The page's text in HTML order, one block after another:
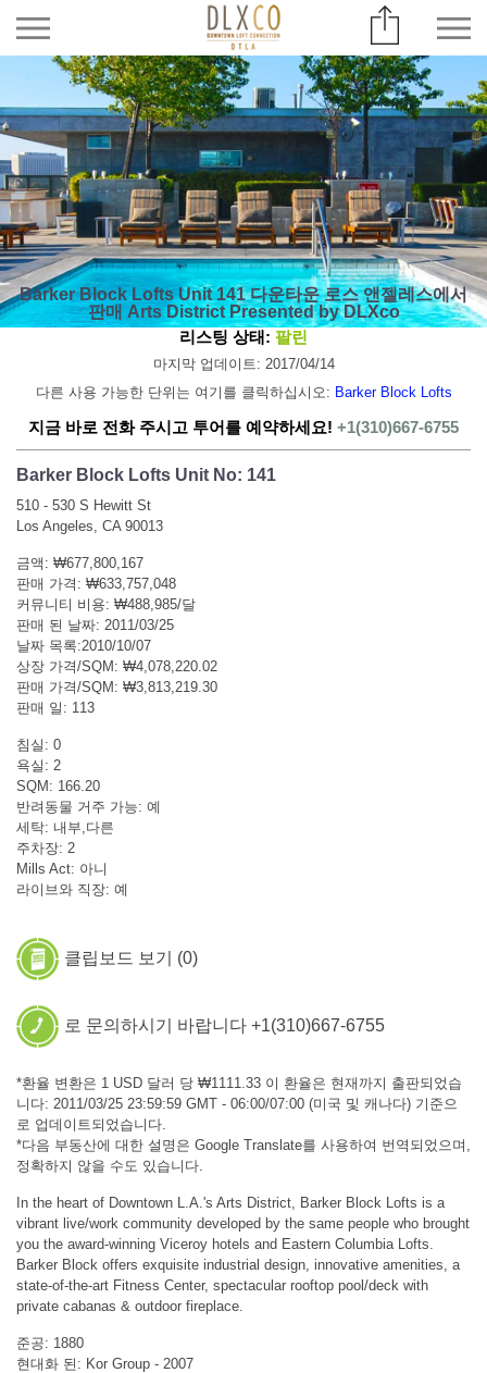
Barker Block Lofts Unit 141 다운타운 로스 앤젤레스에서
판매 Arts District Presented by DLXco
리스팅 상태: 팔린
마지막 업데이트: 2017/04/14
다른 사용 가능한 단위는 여기를 클릭하십시오: Barker Block Lofts
지금 바로 전화 주시고 투어를 예약하세요! +1(310)667-6755
Barker Block Lofts Unit No: 141
510 - 530 S Hewitt St
Los Angeles, CA 90013
금액: ₩677,800,167
판매 가격: ₩633,757,048
커뮤니티 비용: ₩488,985/달
판매 된 날짜: 2011/03/25
날짜 목록:2010/10/07
상장 가격/SQM: ₩4,078,220.02
판매 가격/SQM: ₩3,813,219.30
판매 일: 113
침실: 0
욕실: 2
SQM: 166.20
반려동물 거주 가능: 예
세탁: 내부,다른
주차장: 2
Mills Act: 아니
라이브와 직장: 예
클립보드 보기 (0)
로 문의하시기 바랍니다 +1(310)667-6755
*환율 변환은 1 USD 달러 당 ₩1111.33 이 환율은 현재까지 출판되었습
니다: 2011/03/25 23:59:59 GMT - 06:00/07:00 (미국 및 캐나다) 기준으
로 업데이트되었습니다.
*다음 부동산에 대한 설명은 Google Translate를 사용하여 번역되었으며,
정확하지 않을 수도 있습니다.
In the heart of Downtown L.A.'s Arts District, Barker Block Lofts is a
vibrant live/work community developed by the same people who brought
you the award-winning Viceroy hotels and Eastern Columbia Lofts.
Barker Block offers exquisite industrial design, innovative amenities, a
state-of-the-art Fitness Center, spectacular rooftop pool/deck with
private cabanas & outdoor fireplace.
준공: 1880
현대화 된: Kor Group - 2007